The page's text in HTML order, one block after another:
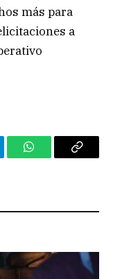
más para
a
WhatsAppCopy